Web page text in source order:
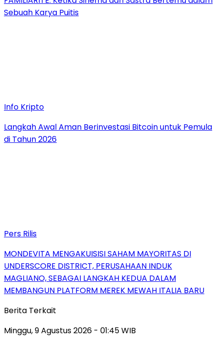
Sebuah Karya Puitis
Info Kripto
Langkah Awal Aman Berinvestasi Bitcoin untuk Pemula
di Tahun 2026
Pers Rilis
MONDEVITA MENGAKUISISI SAHAM MAYORITAS DI
UNDERSCORE DISTRICT, PERUSAHAAN INDUK
MAGLIANO, SEBAGAI LANGKAH KEDUA DALAM
MEMBANGUN PLATFORM MEREK MEWAH ITALIA BARU
Berita Terkait
Minggu, 9 Agustus 2026 - 01:45 WIB